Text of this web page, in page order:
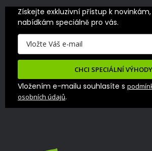
Získejte exkluzivní přístup k
nabídkám speciálně pro vás.
CHCI SPECIÁLNÍ VÝHODY
Vložením e-mailu souhlasíte s
osobních údajů.